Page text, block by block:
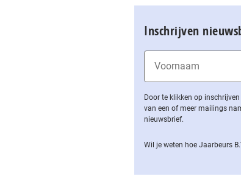
Inschrijven
Door te klikken op
van een of meer mailings
nieuwsbrief.
Wil je weten hoe Jaarbeurs